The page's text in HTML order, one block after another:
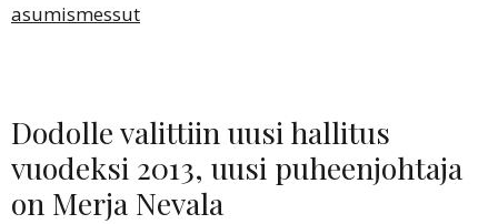
asumismessut
Dodolle valittiin uusi hallitus
vuodeksi 2013, uusi puheenjohtaja
on Merja Nevala